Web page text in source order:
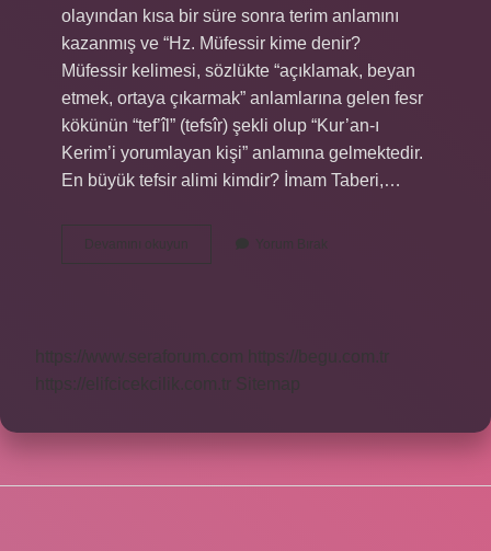
olayından kısa bir süre sonra terim anlamını
kazanmış ve “Hz. Müfessir kime denir?
Müfessir kelimesi, sözlükte “açıklamak, beyan
etmek, ortaya çıkarmak” anlamlarına gelen fesr
kökünün “tef’îl” (tefsîr) şekli olup “Kur’an-ı
Kerim’i yorumlayan kişi” anlamına gelmektedir.
En büyük tefsir alimi kimdir? İmam Taberi,…
Devamını okuyun
Müfessirler
Yorum Bırak
https://www.seraforum.com
https://begu.com.tr
https://elifcicekcilik.com.tr Sitemap